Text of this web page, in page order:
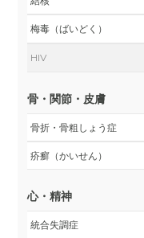
梅毒（ばいどく）
HIV
骨・関節・皮膚
骨折・骨粗しょう症
疥癬（かいせん）
心・精神
統合失調症